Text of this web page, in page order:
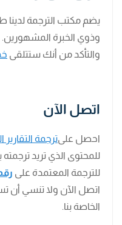
يضم مكتب الترجمة لدينا
وذوي الخبرة المشهورين.
والتأكد من أنك ستتلقى
اتصل الآن
احصل علىترجمة التقارير
للمحتوى الذي تريد
للترجمة المعتمدة على
اتصل الآن ولا تنسي أن
الخاصة بنا.